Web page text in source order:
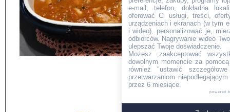
e-mail, telefon, dokładna
oferować Ci usługi, treści,
urządzeniach i ekranach (w tym
i wideo), personalizować je,
odbiorców. Nagrywanie wideo
ulepszać Twoje doświadczenie.
Możesz „zaakceptować
dowolnym momencie za
również "ustawić
przetwarzaniom
przez 6 miesiące.
powered